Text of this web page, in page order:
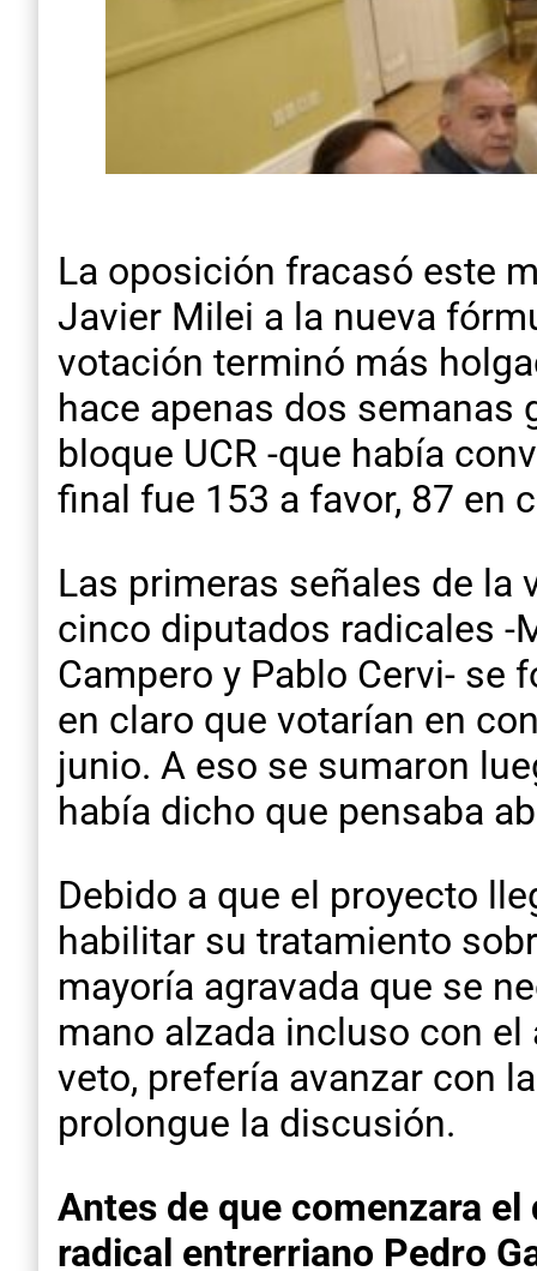
La oposición fracasó este
Javier Milei a la nueva
votación terminó más
hace apenas dos
bloque UCR -que había
final fue 153 a favor, 87 en
Las primeras señales de la
cinco diputados radicales -
Campero y Pablo Cervi- se
en claro que votarían en
junio. A eso se sumaron
había dicho que pensaba
Debido a que el proyecto
habilitar su tratamiento
mayoría agravada que se
mano alzada incluso con
veto, prefería avanzar con
prolongue la discusión.
Antes de que comenzara
radical entrerriano Pedro